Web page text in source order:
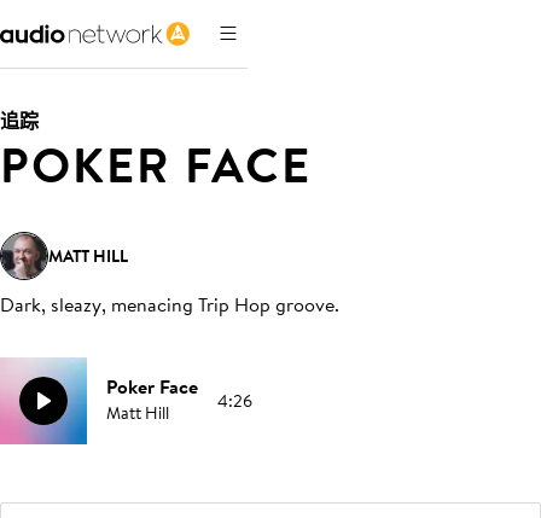
追踪
POKER FACE
MATT HILL
Dark, sleazy, menacing Trip Hop groove.
Poker Face
Matt Hill 4:26